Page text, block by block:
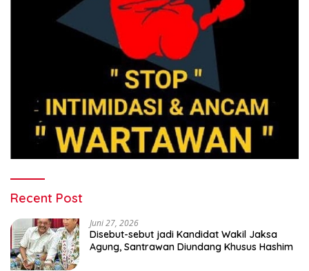
Recent Post
Juni 27, 2026
Disebut-sebut jadi Kandidat Wakil Jaksa
Agung, Santrawan Diundang Khusus Hashim